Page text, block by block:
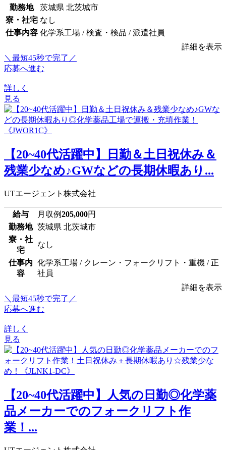
勤務地
茨城県 北茨城市
寮・社宅 なし
仕事内容 化学系工場 / 検査・検品 / 派遣社員
詳細を表示
＼最短45秒で完了／
応募へ進む
詳しく
見る
【20~40代活躍中】日勤＆土日祝休み＆
残業少なめ♪GWなどの長期休暇あり...
UTエージェント株式会社
給与 月収例205,000円
勤務地 茨城県 北茨城市
寮・社
宅
なし
仕事内
容
化学系工場 / クレーン・フォークリフト・重機 / 正
社員
詳細を表示
＼最短45秒で完了／
応募へ進む
詳しく
見る
【20~40代活躍中】人気の日勤◎化学薬
品メーカーでのフォークリフト作
業！...